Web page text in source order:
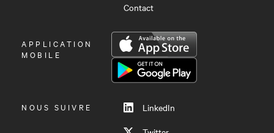
Contact
OUVRIR
LE
APPLICATION
MOBILE
NOUS SUIVRE
LinkedIn